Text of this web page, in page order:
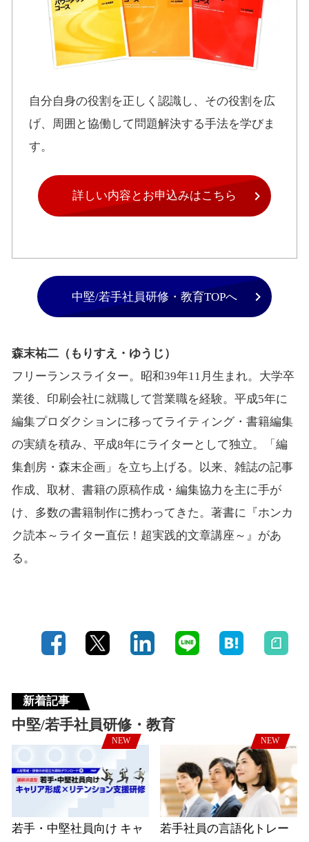
自分自身の役割を正しく認識し、その役割を広
げ、周囲と協働して問題解決する手法を学びま
す。
詳しい内容とお申込みはこちら
中堅/若手社員研修・教育TOPへ
森末祐二（もりすえ・ゆうじ）
フリーランスライター。昭和39年11月生まれ。大学卒
業後、印刷会社に就職して営業職を経験。平成5年に
編集プロダクションに移ってライティング・書籍編集
の実績を積み、平成8年にライターとして独立。「編
集創房・森末企画」を立ち上げる。以来、雑誌の記事
作成、取材、書籍の原稿作成・編集協力を主に手が
け、多数の書籍制作に携わってきた。著書に『ホンカ
ク読本～ライター直伝！超実践的文章講座～』があ
る。
新着記事
中堅/若手社員研修・教育
NEW
若手・中堅社員向け キャ
NEW
若手社員の言語化トレー